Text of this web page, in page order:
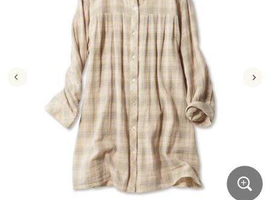
キッチン・雑貨・日用品
カーテン・ラグ・ファブリック
美容・健康通販すべて
美容・健康・サプリメント
制服・スクール
制服・スクールすべて
制服・学生服
ジュニア・ティーンズ下着
大きいサイズ通販すべて
大きいサイズ レディース服
大きいサイズ レディース下着
バーゲンセール
シークレットセール
商品カテゴリ一覧
カーテン・ラグ・ファブリック
美容・健康・サプリメント
制服・スクールすべて
ジュニア・ティーンズ下着
大きいサイズ
大きいサイズ通販すべて
大きいサイズ レディース服
大きいサイズ レディース下着
大きいサイズ メンズ
大きいサイズ 事務・制服
バーゲンセール
シークレットセール
商品カテゴリ一覧
カタログ・チラシからのご注文